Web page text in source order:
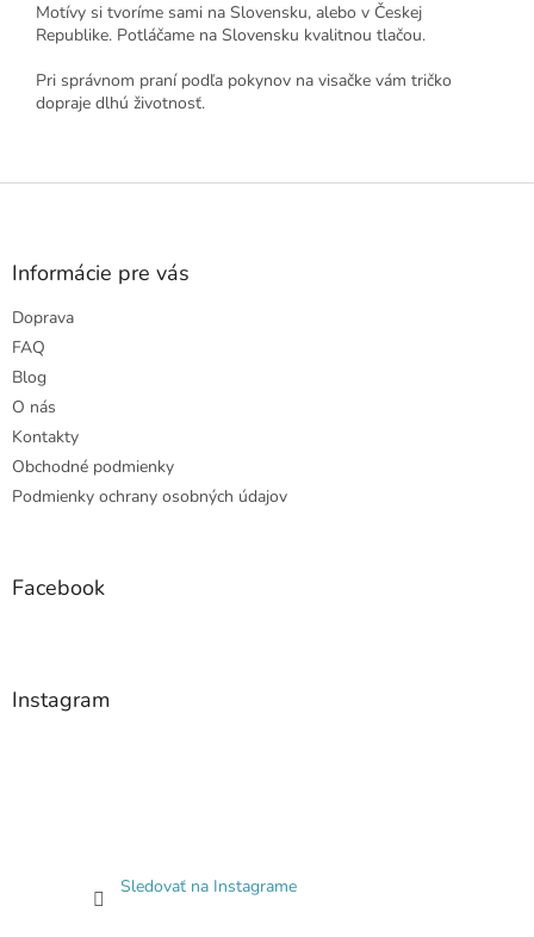
Motívy si tvoríme sami na Slovensku, alebo v Českej
Republike. Potláčame na Slovensku kvalitnou tlačou.
Pri správnom praní podľa pokynov na visačke vám tričko
dopraje dlhú životnosť.
Z
Informácie pre vás
Doprava
FAQ
Blog
O nás
Kontakty
Obchodné podmienky
Podmienky ochrany osobných údajov
Facebook
Instagram
Sledovať na Instagrame